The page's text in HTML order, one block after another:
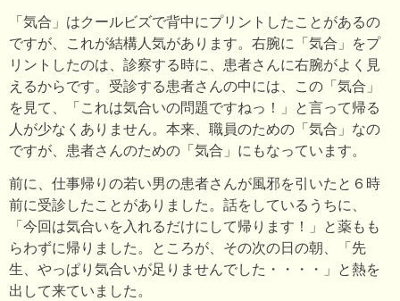
「気合」はクールビズで背中にプリントしたことがあるの
ですが、これが結構人気があります。右腕に「気合」をプ
リントしたのは、診察する時に、患者さんに右腕がよく見
えるからです。受診する患者さんの中には、この「気合」
を見て、「これは気合いの問題ですねっ！」と言って帰る
人が少なくありません。本来、職員のための「気合」なの
ですが、患者さんのための「気合」にもなっています。
前に、仕事帰りの若い男の患者さんが風邪を引いたと６時
前に受診したことがありました。話をしているうちに、
「今回は気合いを入れるだけにして帰ります！」と薬もも
らわずに帰りました。ところが、その次の日の朝、「先
生、やっぱり気合いが足りませんでした・・・・」と熱を
出して来ていました。